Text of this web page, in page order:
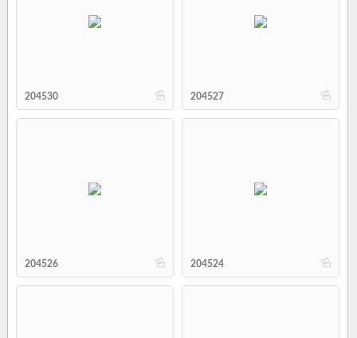
b
204530 b
204527
b
204526 b
204524